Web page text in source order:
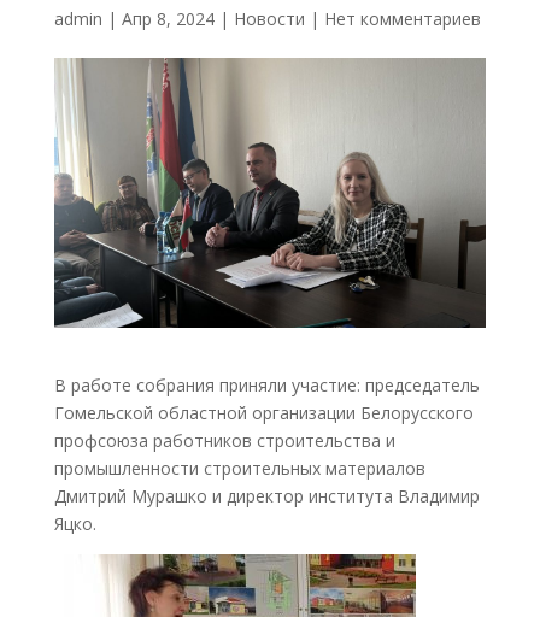
admin | Апр 8, 2024| Новости | Нет комментариев
В работе собрания приняли участие: председатель
Гомельской областной организации Белорусского
профсоюза работников строительства и
промышленности строительных материалов
Дмитрий Мурашко и директор института Владимир
Яцко.